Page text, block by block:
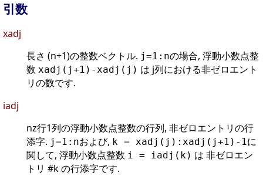
引数
xadj
長さ (n+1)の整数ベクトル. j=1:nの場合, 浮動小数点整
数 xadj(j+1)-xadj(j) は j列における非ゼロエント
リの数です.
iadj
nz行1列の浮動小数点整数の行列, 非ゼロエントリの行
添字. j=1:nおよび, k = xadj(j):xadj(j+1)-1に
関して, 浮動小数点整数 i = iadj(k) は 非ゼロエン
トリ #k の行添字です.